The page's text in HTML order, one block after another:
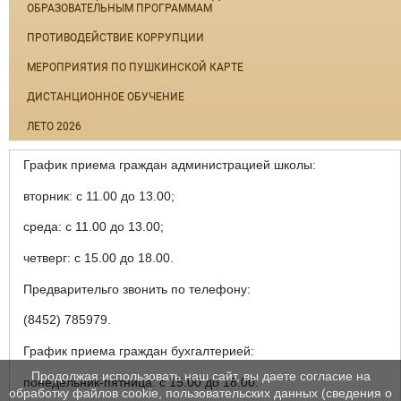
ОБРАЗОВАТЕЛЬНЫМ ПРОГРАММАМ
ПРОТИВОДЕЙСТВИЕ КОРРУПЦИИ
МЕРОПРИЯТИЯ ПО ПУШКИНСКОЙ КАРТЕ
ДИСТАНЦИОННОЕ ОБУЧЕНИЕ
ЛЕТО 2026
График приема граждан администрацией школы:
вторник: с 11.00 до 13.00;
среда: с 11.00 до 13.00;
четверг: с 15.00 до 18.00.
Предварительго звонить по телефону:
(8452) 785979.
График приема граждан бухгалтерией:
понедельник-пятница: с 15.00 до 18.00.
Продолжая использовать наш сайт, вы даете согласие на
обработку файлов cookie, пользовательских данных (сведения о